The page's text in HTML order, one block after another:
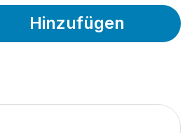
Hinzufügen